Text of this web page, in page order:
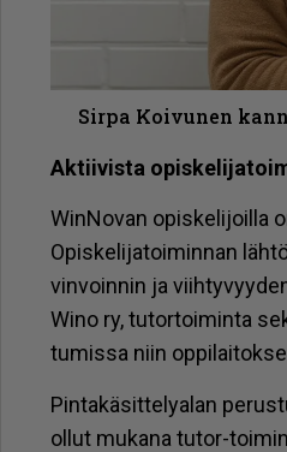
Sirpa Koivunen
Ak­tii­vis­ta
Win­No­van opis­ke­li­joil­la
Opis­ke­li­ja­toi­min­nan
vin­voin­nin ja
Wino ry, tu­tor­toi­min­ta
tu­mis­sa niin
Pin­ta­kä­sit­te­ly­a­lan
ol­lut mu­ka­na tu­tor-